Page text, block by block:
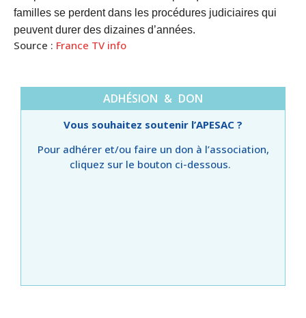
familles se perdent dans les procédures judiciaires qui
peuvent durer des dizaines d’années.
Source : France TV info
ADHÉSION & DON
Vous souhaitez soutenir l’APESAC ?
Pour adhérer et/ou faire un don à l’association,
cliquez sur le bouton ci-dessous.